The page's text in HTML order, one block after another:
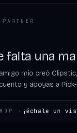
PARTNER
falta una
amigo mío creó
y apoyas a
› ¡échale un